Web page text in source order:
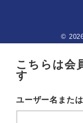
©
こちらは会
す
ユーザー名また